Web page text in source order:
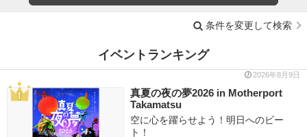
条件を変更して検索
イベントランキング
2026年8月9日
真夏の夜の夢2026 in Motherport
Takamatsu
空に心を躍らせよう！明日へのビー
ト！